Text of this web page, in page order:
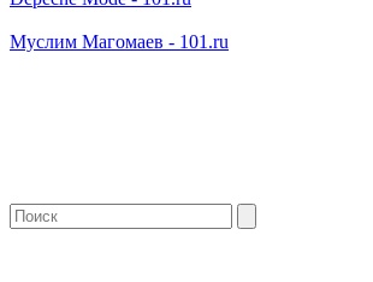
Муслим Магомаев - 101.ru